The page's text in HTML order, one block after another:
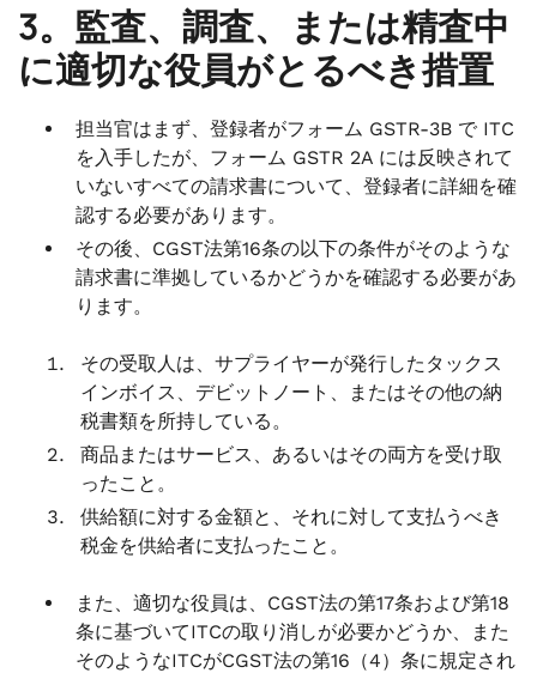
3。監査、調査、または精査中
に適切な役員がとるべき措置
担当官はまず、登録者がフォーム GSTR-3B で ITC
を入手したが、フォーム GSTR 2A には反映されて
いないすべての請求書について、登録者に詳細を確
認する必要があります。
その後、CGST法第16条の以下の条件がそのような
請求書に準拠しているかどうかを確認する必要があ
ります。
その受取人は、サプライヤーが発行したタックス
インボイス、デビットノート、またはその他の納
税書類を所持している。
商品またはサービス、あるいはその両方を受け取
ったこと。
供給額に対する金額と、それに対して支払うべき
税金を供給者に支払ったこと。
また、適切な役員は、CGST法の第17条および第18
条に基づいてITCの取り消しが必要かどうか、また
そのようなITCがCGST法の第16（4）条に規定され